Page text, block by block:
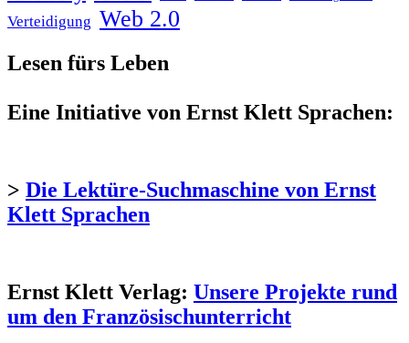
Verteidigung Web 2.0
Lesen fürs Leben
Eine Initiative von Ernst Klett Sprachen:
> Die Lektüre-Suchmaschine von Ernst
Klett Sprachen
Ernst Klett Verlag: Unsere Projekte rund
um den Französischunterricht